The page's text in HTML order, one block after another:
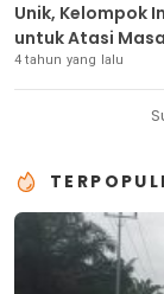
Unik, Kelompok
untuk Atasi
4 tahun yang lalu